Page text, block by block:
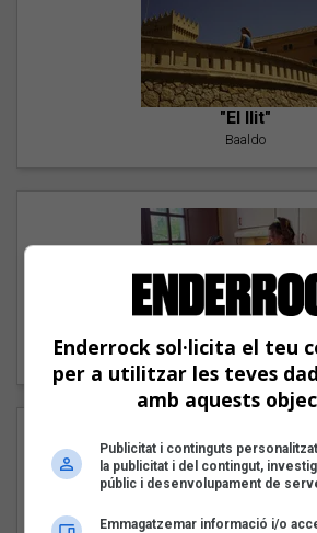
"El llit"
Baaldo
Carmen y María
Enderrock sol·licita el teu
per a utilitzar les teves
amb aquests
Publicitat i continguts
la publicitat i del contingut,
públic i desenvolupament de
Emmagatzemar informació i/o